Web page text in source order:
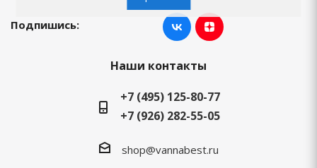
Подпишись:
Наши контакты
+7 (495) 125-80-77
+7 (926) 282-55-05
shop@vannabest.ru